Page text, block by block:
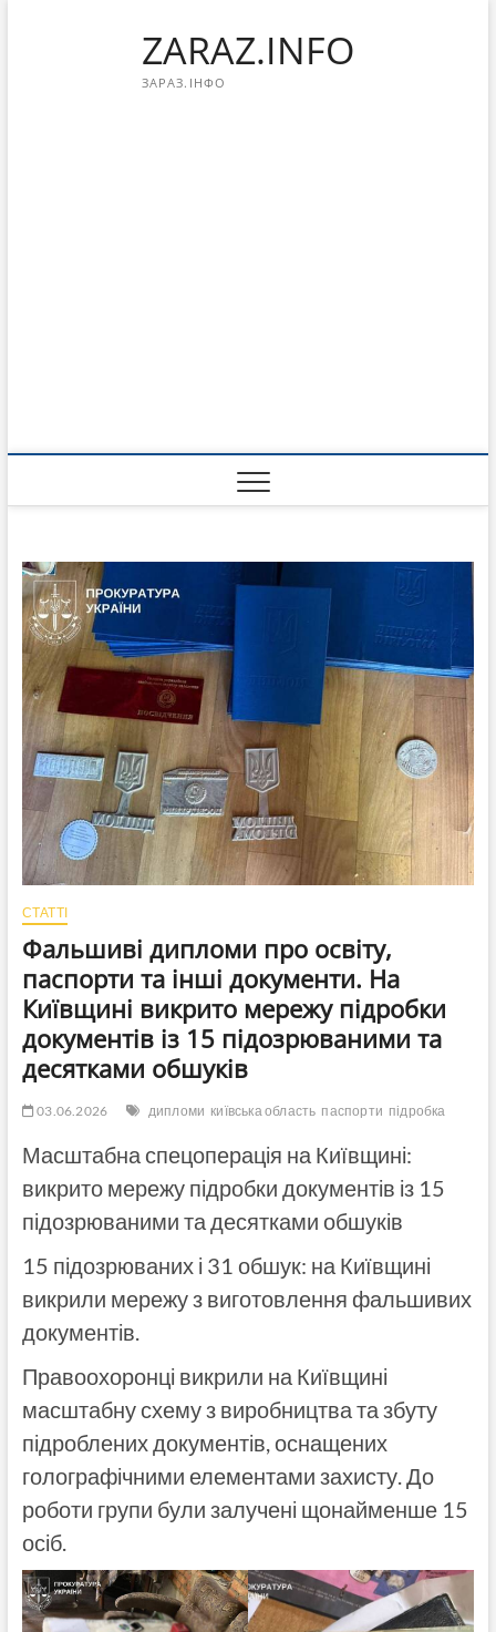
ZARAZ.INFO
ЗАРАЗ.ІНФО
СТАТТІ
Фальшиві дипломи про освіту,
паспорти та інші документи. На
Київщині викрито мережу підробки
документів із 15 підозрюваними та
десятками обшуків
03.06.2026 дипломи київська область паспорти підробка
Масштабна спецоперація на Київщині:
викрито мережу підробки документів із 15
підозрюваними та десятками обшуків
15 підозрюваних і 31 обшук: на Київщині
викрили мережу з виготовлення фальшивих
документів.
Правоохоронці викрили на Київщині
масштабну схему з виробництва та збуту
підроблених документів, оснащених
голографічними елементами захисту. До
роботи групи були залучені щонайменше 15
осіб.